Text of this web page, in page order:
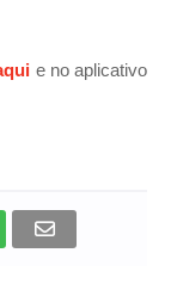
e no aplicativo